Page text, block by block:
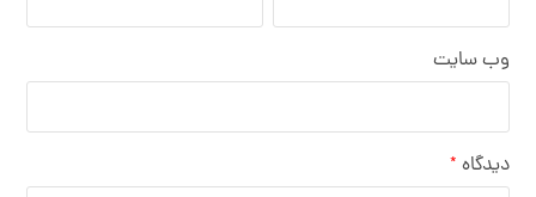
وب‌ سایت
دیدگاه *